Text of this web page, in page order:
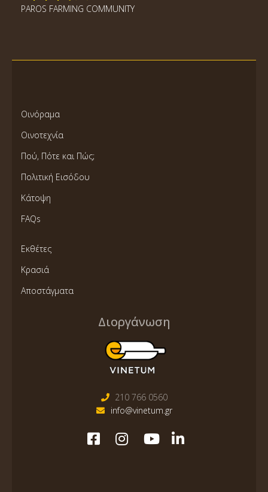
PAROS FARMING COMMUNITY
Οινόραμα
Οινοτεχνία
Πού, Πότε και Πώς;
Πολιτική Εισόδου
Κάτοψη
FAQs
Εκθέτες
Κρασιά
Αποστάγματα
Διοργάνωση
210 766 0560
info@vinetum.gr